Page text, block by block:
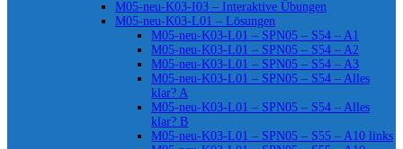
M05-neu-K03-I03 – Interaktive Übungen
M05-neu-K03-L01 – Lösungen
M05-neu-K03-L01 – SPN05 – S54 – A1
M05-neu-K03-L01 – SPN05 – S54 – A2
M05-neu-K03-L01 – SPN05 – S54 – A3
M05-neu-K03-L01 – SPN05 – S54 – Alles
klar? A
M05-neu-K03-L01 – SPN05 – S54 – Alles
klar? B
M05-neu-K03-L01 – SPN05 – S55 – A10 links